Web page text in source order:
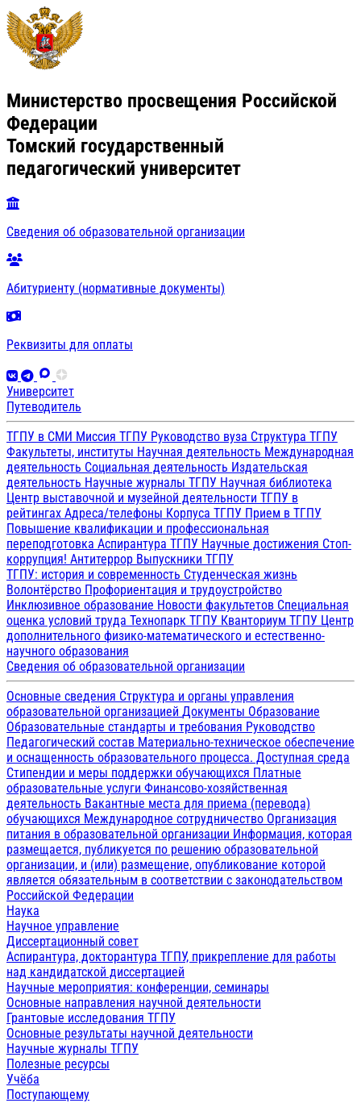
Министерство просвещения Российской
Федерации
Томский государственный
педагогический университет
Сведения об образовательной организации
Абитуриенту (нормативные документы)
Реквизиты для оплаты
Университет
Путеводитель
ТГПУ в СМИ Миссия ТГПУ Руководство вуза Структура ТГПУ
Факультеты, институты Научная деятельность Международная
деятельность Социальная деятельность Издательская
деятельность Научные журналы ТГПУ Научная библиотека
Центр выставочной и музейной деятельности ТГПУ в
рейтингах Адреса/телефоны Корпуса ТГПУ Прием в ТГПУ
Повышение квалификации и профессиональная
переподготовка Аспирантура ТГПУ Научные достижения Стоп-
коррупция! Антитеррор Выпускники ТГПУ
ТГПУ: история и современность Студенческая жизнь
Волонтёрство Профориентация и трудоустройство
Инклюзивное образование Новости факультетов Специальная
оценка условий труда Технопарк ТГПУ Кванториум ТГПУ Центр
дополнительного физико-математического и естественно-
научного образования
Сведения об образовательной организации
Основные сведения Структура и органы управления
образовательной организацией Документы Образование
Образовательные стандарты и требования Руководство
Педагогический состав Материально-техническое обеспечение
и оснащенность образовательного процесса. Доступная среда
Стипендии и меры поддержки обучающихся Платные
образовательные услуги Финансово-хозяйственная
деятельность Вакантные места для приема (перевода)
обучающихся Международное сотрудничество Организация
питания в образовательной организации Информация, которая
размещается, публикуется по решению образовательной
организации, и (или) размещение, опубликование которой
является обязательным в соответствии с законодательством
Российской Федерации
Наука
Научное управление
Диссертационный совет
Аспирантура, докторантура ТГПУ, прикрепление для работы
над кандидатской диссертацией
Научные мероприятия: конференции, семинары
Основные направления научной деятельности
Грантовые исследования ТГПУ
Основные результаты научной деятельности
Научные журналы ТГПУ
Полезные ресурсы
Учёба
Поступающему